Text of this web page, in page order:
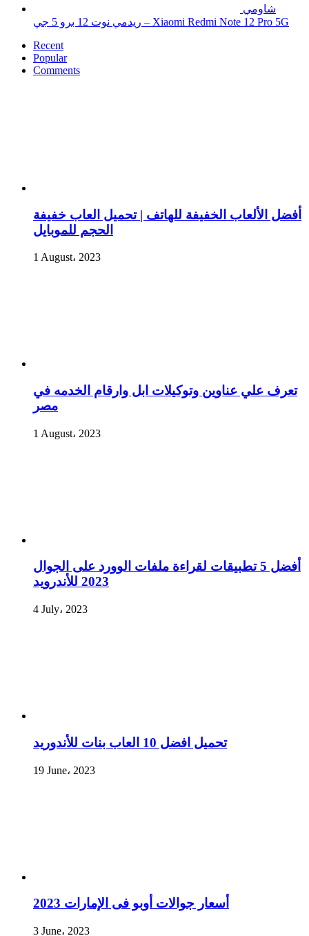
شاومي
ريدمي نوت 12 برو 5 جي – Xiaomi Redmi Note 12 Pro 5G
Recent
Popular
Comments
أفضل الألعاب الخفيفة للهاتف | تحميل العاب خفيفة
الحجم للموبايل
1 August، 2023
تعرف علي عناوين وتوكيلات ابل وارقام الخدمه في
مصر
1 August، 2023
أفضل 5 تطبيقات لقراءة ملفات الوورد على الجوال
2023 للأندرويد
4 July، 2023
تحميل افضل 10 العاب بنات للأندوريد
19 June، 2023
أسعار جوالات أوبو فى الإمارات 2023
3 June، 2023